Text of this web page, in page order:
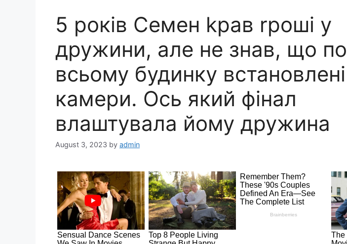
5 років Семен kрав rроші у
дружини, але не знав, що по
всьому будинку встановлені
камери. Ось який фінал
влаштувала йому дружина
August 3, 2023 by admin